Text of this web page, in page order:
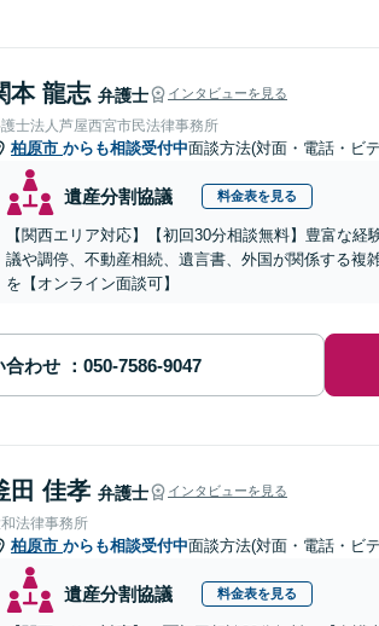
本 龍志 弁護士 インタビューを見る
士法人芦屋西宮市民法律事務所
柏原市 からも相談受付中面談方法(対面・電話・ビ
遺産分割協議 料金表を見る
【関西エリア対応】【初回30分相談無料】豊富な
議や調停、不動産相続、遺言書、外国が関係する複
を【オンライン面談可】
合わせ
田 佳孝 弁護士 インタビューを見る
法律事務所
柏原市 からも相談受付中面談方法(対面・電話・ビ
遺産分割協議 料金表を見る